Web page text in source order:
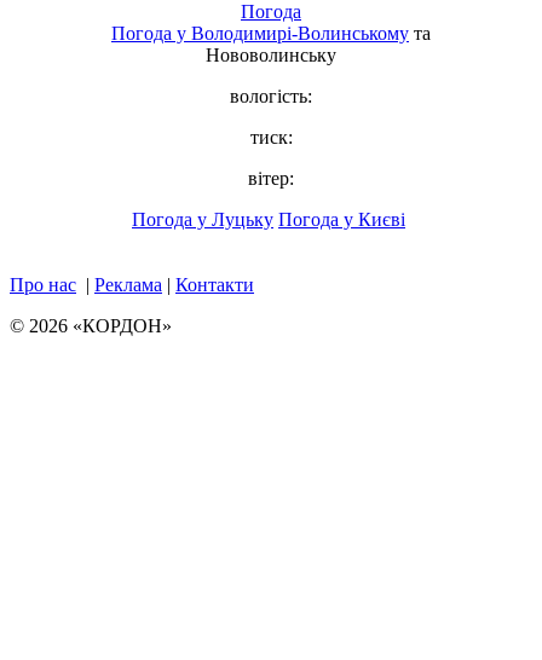
Погода
Погода у Володимирі-Волинському та
Нововолинську
вологість:
тиск:
вітер:
Погода у Луцьку Погода у Києві
Про нас | Реклама | Контакти
© 2026 «КОРДОН»